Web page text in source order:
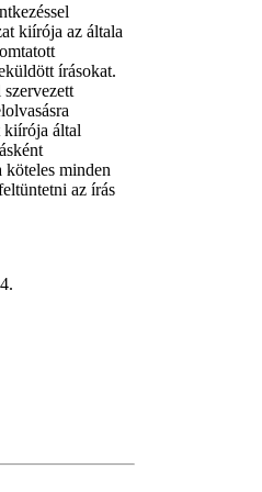
kiírója az általa
írásokat.
kiírója által
köteles minden
az írás